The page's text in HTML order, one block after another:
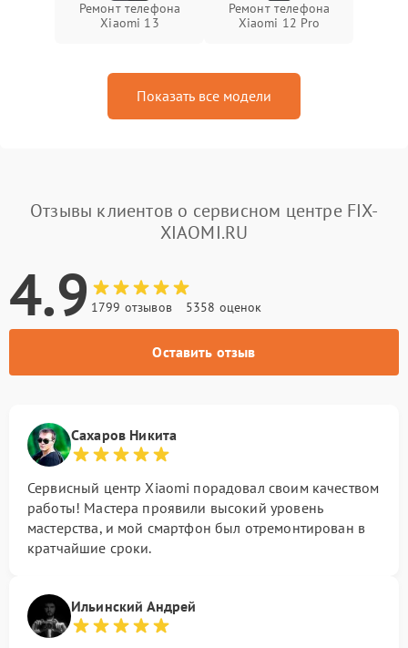
Ремонт телефона
Xiaomi 13
Ремонт телефона
Xiaomi 12 Pro
Показать все модели
Отзывы клиентов о сервисном центре FIX-
XIAOMI.RU
4.9 1799 отзывов 5358 оценок
Оставить отзыв
Сахаров Никита
Сервисный центр Xiaomi порадовал своим качеством
работы! Мастера проявили высокий уровень
мастерства, и мой смартфон был отремонтирован в
кратчайшие сроки.
Ильинский Андрей